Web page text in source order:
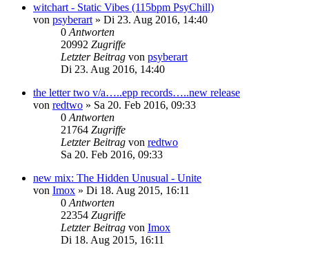
witchart - Static Vibes (115bpm PsyChill)
von psyberart » Di 23. Aug 2016, 14:40
0 Antworten
20992 Zugriffe
Letzter Beitrag von psyberart
Di 23. Aug 2016, 14:40
the letter two v/a…..epp records…..new release
von redtwo » Sa 20. Feb 2016, 09:33
0 Antworten
21764 Zugriffe
Letzter Beitrag von redtwo
Sa 20. Feb 2016, 09:33
new mix: The Hidden Unusual - Unite
von Imox » Di 18. Aug 2015, 16:11
0 Antworten
22354 Zugriffe
Letzter Beitrag von Imox
Di 18. Aug 2015, 16:11